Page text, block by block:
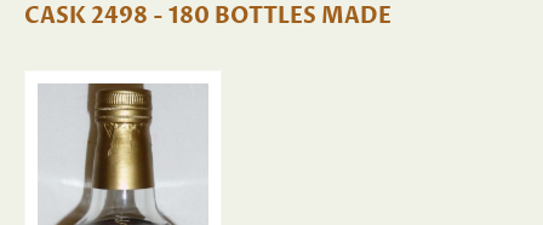
CASK 2498 - 180 BOTTLES MADE